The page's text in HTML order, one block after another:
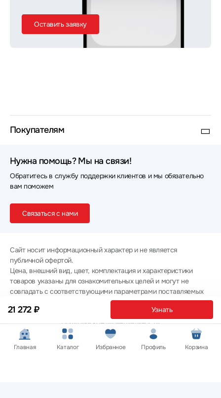
21 272 ₽ Узнать
Оставить заявку
Покупателям
Нужна помощь? Мы на связи!
Обратитесь в службу поддержки клиентов и мы обязательно
вам поможем
Связаться с нами
Сайт носит информационный характер и не является
публичной офертой.
Цена, внешний вид, цвет, комплектация и характеристики
товаров указаны для ознакомительных целей и могут не
совпадать с соответствующими параметрами поставляемых
товаров - уточняйте информацию у менеджера при
оформлении заказа.
Политика конфиденциальности
© 2012 — 2026 ООО «Эпл Тэк»
Главная Каталог Избранное Профиль Корзина